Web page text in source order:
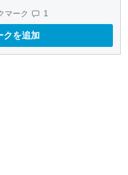
マーク 1
クを追加